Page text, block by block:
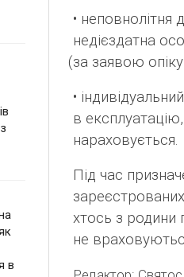
• неповнолітня
недієздатна
(за заявою
•
в
нараховується.
Під час
хтось з родини
не
в